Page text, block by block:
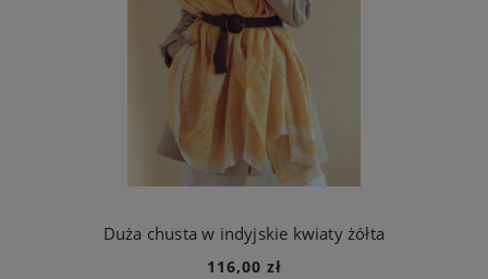
Duża chusta w indyjskie kwiaty żółta
116,00 zł